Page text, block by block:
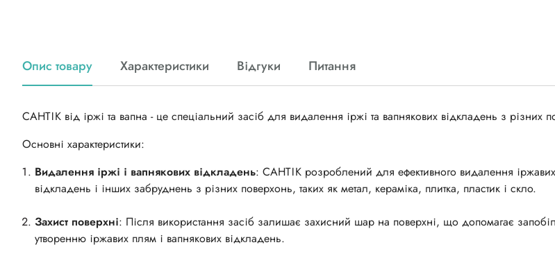
Опис товару Характеристики Відгуки Питання
САНТІК від іржі та вапна - це спеціальний засіб для видалення іржі та вапнякових відкладень з різних
Основні характеристики:
Видалення іржі і вапнякових відкладень: САНТІК розроблений для ефективного видалення
відкладень і інших забруднень з різних поверхонь, таких як метал, кераміка, плитка, пластик і скло.
Захист поверхні: Після використання засіб залишає захисний шар на поверхні, що допомагає
утворенню іржавих плям і вапнякових відкладень.